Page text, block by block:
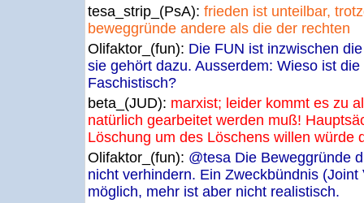
tesa_strip_(PsA): frieden ist unteilbar,
beweggründe andere als die der rechten
Olifaktor_(fun): Die FUN ist inzwischen
sie gehört dazu. Ausserdem: Wieso ist
Faschistisch?
beta_(JUD): marxist; leider kommt es zu
natürlich gearbeitet werden muß!
Löschung um des Löschens willen würde
Olifaktor_(fun): @tesa Die Beweggründe
nicht verhindern. Ein Zweckbündnis
möglich, mehr ist aber nicht realistisch.